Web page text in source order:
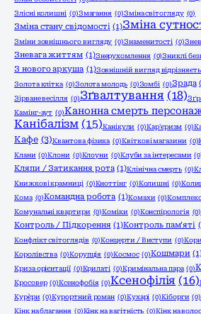
Злісні колишні (0)Змагання (0)Зміна світогляду (0)
Зміна стану свідомості (1)Зміна
Зміни зовнішнього вигляду (0)Знаменитості (0)
Зневага життям (1)Знерухомлення (0)Зниклі
З нового аркуша (1)Зовнішній вигляд
Золота клітка (0)Золота молодь (0)Зомбі (0)Зрада
Зірване весілля (0)Зґвалтування (18)
Камінг-аут (0)Канонна смерть
Канібалізм (15)Канікули (0)Кар'єризм (0)
Кафе (3)Квантова фізика (0)Квіткові магазини (0)
Клани (0)Клони (0)Клоуни (0)Клуби за інтересами
Кляпи / Затикання рота (1)Клінічна смерть (0)
Книжкові крамниці (0)Кноттінг (0)Колишні (0)
Кома (0)Командна робота (1)Комахи (0)Комплекс
Комунальні квартири (0)Коміки (0)Конспірологія (0)
Контроль / Підкорення (1)Контроль пам'яті
Конфлікт світоглядів (0)Концерти / Виступи (0)
Королівства (0)Корупція (0)Космос (0)Кошмари
Криза орієнтації (0)Крилаті (0)Кримінальна пара (0)
Кросовер (0)Ксенофобія (0)Ксенофілія (16)
Кур`єри (0)Курортний роман (0)Кухарі (0)Кіборги (0)
Кінк на благання (0)Кінк на вагітність (0)Кінк на